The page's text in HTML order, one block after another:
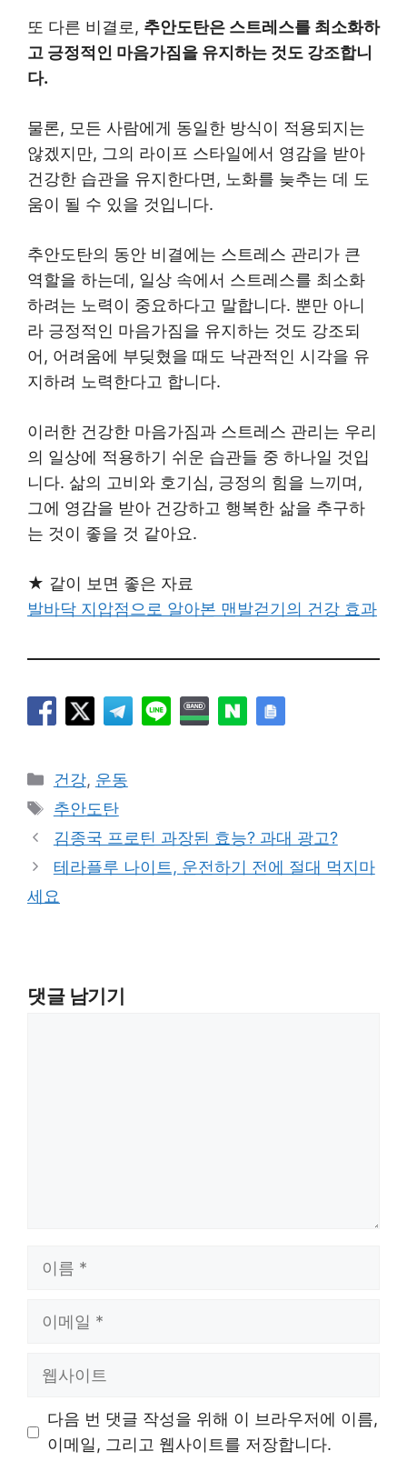
또 다른 비결로, 추안도탄은 스트레스를 최소화하
고 긍정적인 마음가짐을 유지하는 것도 강조합니
다.
물론, 모든 사람에게 동일한 방식이 적용되지는
않겠지만, 그의 라이프 스타일에서 영감을 받아
건강한 습관을 유지한다면, 노화를 늦추는 데 도
움이 될 수 있을 것입니다.
추안도탄의 동안 비결에는 스트레스 관리가 큰
역할을 하는데, 일상 속에서 스트레스를 최소화
하려는 노력이 중요하다고 말합니다. 뿐만 아니
라 긍정적인 마음가짐을 유지하는 것도 강조되
어, 어려움에 부딪혔을 때도 낙관적인 시각을 유
지하려 노력한다고 합니다.
이러한 건강한 마음가짐과 스트레스 관리는 우리
의 일상에 적용하기 쉬운 습관들 중 하나일 것입
니다. 삶의 고비와 호기심, 긍정의 힘을 느끼며,
그에 영감을 받아 건강하고 행복한 삶을 추구하
는 것이 좋을 것 같아요.
★ 같이 보면 좋은 자료
발바닥 지압점으로 알아본 맨발걷기의 건강 효과
카
테
리
건강, 운동
태
그
추안도탄
김종국 프로틴 과장된 효능? 과대 광고?
테라플루 나이트, 운전하기 전에 절대 먹지마
세요
댓글 남기기
트
다음 번 댓글 작성을 위해 이 브라우저에 이름,
이메일, 그리고 웹사이트를 저장합니다.